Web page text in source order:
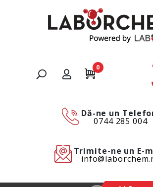
Dă-ne un
0744 285 004
Trimite-ne un E-
0